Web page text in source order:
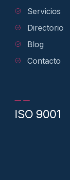
Servicios
Directorio
Blog
Contacto
ISO 9001